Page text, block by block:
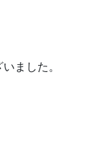
ました。